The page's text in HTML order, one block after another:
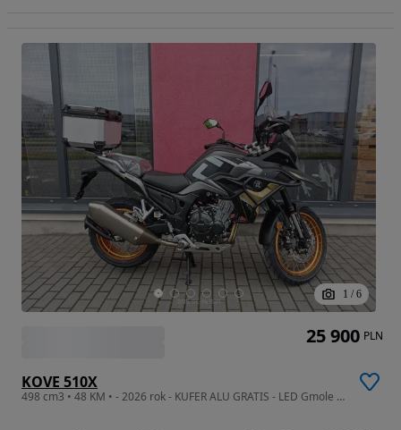
1 / 6
KOVE 510X
498 cm3 • 48 KM • - 2026 rok - KUFER ALU GRATIS - LED Gmole Stopka ABS 48KM TCS
25 900 PLN